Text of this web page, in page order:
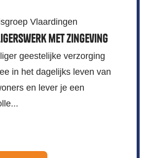
Vlaardingen
met zingeving
geestelijke verzorging
in het dagelijks leven van
en lever je een